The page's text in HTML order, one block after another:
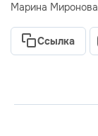
Марина Миронова
Ссылка